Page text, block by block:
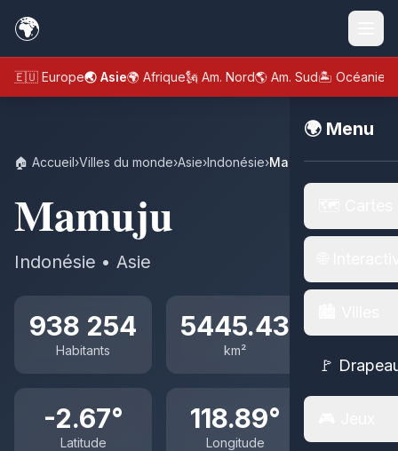
🌍
🇪🇺 Europe🌏 Asie🌍 Afrique🗽 Am. Nord🌎 Am. Sud🏝️ Océanie
🌍 Menu
🚩
🏠 Accueil›Villes du monde›Asie›Indonésie›Mamuju
Mamuju
Indonésie • Asie
938 254
Habitants
5445.43
km²
-2.67°
Latitude
118.89°
Longitude